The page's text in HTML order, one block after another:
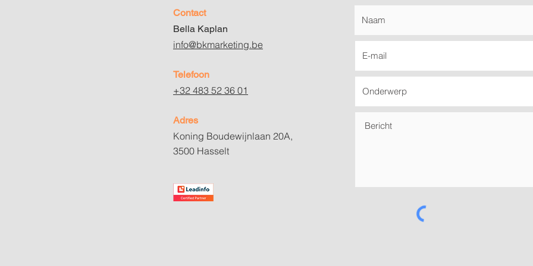
Contact
Bella Kaplan
info@bkmarketing.be​
Telefoon
+32 483 52 36 01
Adres
Koning Boudewijnlaan 20A,
3500 Hasselt